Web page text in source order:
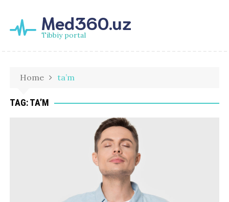
Med360.uz
Tibbiy portal
Home ta’m
TAG:TA’M